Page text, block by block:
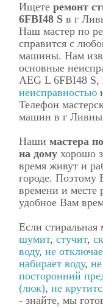
Ищетеремонт
6FBI48 S в г
Наш мастер по
справится с
машины. Нам
основные
AEG L 6FBI48 S,
неисправностью
Телефон
машин в г
Нашимастера
на дому хорошо
время живут и
городе. Поэтому
времени и месте
удобное Вам
Если
шумит,стучит,
воду,не
набирает воду,
посторонний
(люк),не
- знайте, мы